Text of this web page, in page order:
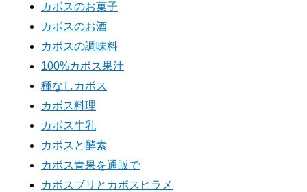
カボスのお菓子
カボスのお酒
カボスの調味料
100%カボス果汁
種なしカボス
カボス料理
カボス牛乳
カボスと酵素
カボス青果を通販で
カボスブリとカボスヒラメ